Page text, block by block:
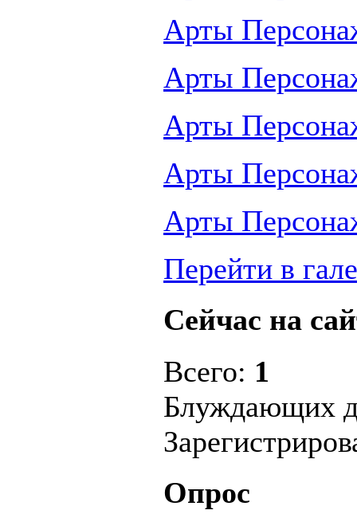
Арты
Арты
Арты
Арты
Арты
Перейти в
Сейчас на
Всего: 1
Блуждающих
Опрос